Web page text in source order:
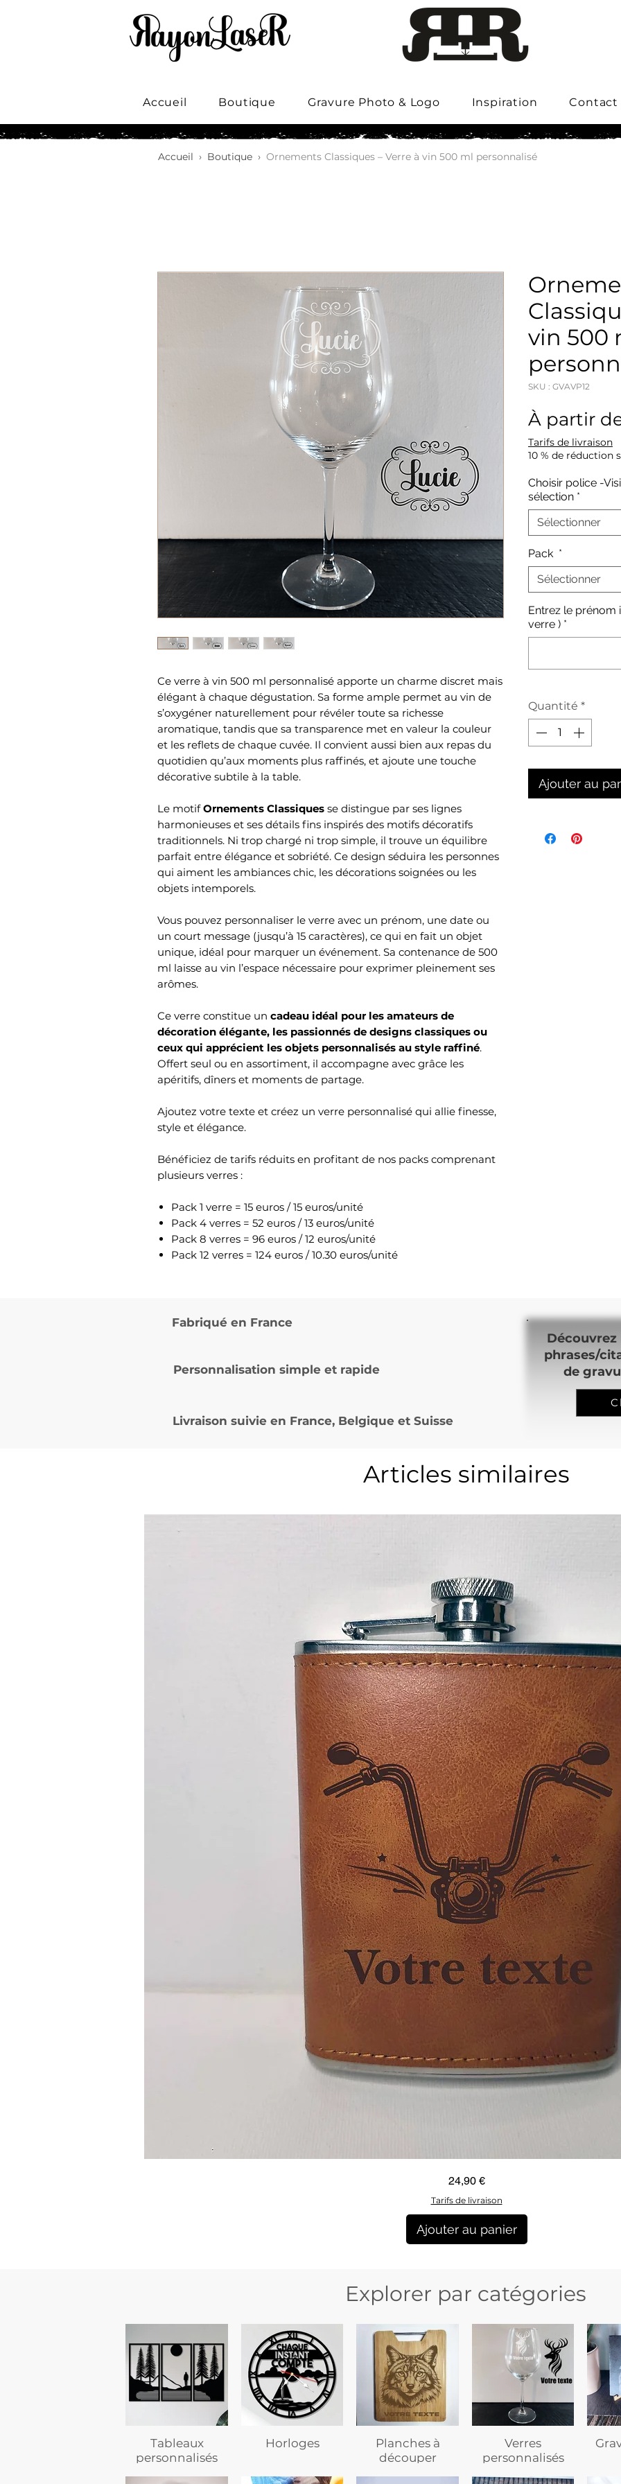
Accueil Boutique Gravure Photo & Logo Inspiration Contact
Accueil › Boutique › Ornements Classiques – Verre à vin 500 ml personnalisé
Ce verre à vin 500 ml personnalisé apporte un charme discret mais
élégant à chaque dégustation. Sa forme ample permet au vin de
s’oxygéner naturellement pour révéler toute sa richesse
aromatique, tandis que sa transparence met en valeur la couleur
et les reflets de chaque cuvée. Il convient aussi bien aux repas du
quotidien qu’aux moments plus raffinés, et ajoute une touche
décorative subtile à la table.
Le motifOrnements Classiques se distingue par ses lignes
harmonieuses et ses détails fins inspirés des motifs décoratifs
traditionnels. Ni trop chargé ni trop simple, il trouve un équilibre
parfait entre élégance et sobriété. Ce design séduira les personnes
qui aiment les ambiances chic, les décorations soignées ou les
objets intemporels.
Vous pouvez personnaliser le verre avec un prénom, une date ou
un court message (jusqu’à 15 caractères), ce qui en fait un objet
unique, idéal pour marquer un événement. Sa contenance de 500
ml laisse au vin l’espace nécessaire pour exprimer pleinement ses
arômes.
Ce verre constitue un cadeau idéal pour les amateurs de
décoration élégante, les passionnés de designs classiques ou
ceux qui apprécient les objets personnalisés au style raffiné.
Offert seul ou en assortiment, il accompagne avec grâce les
apéritifs, dîners et moments de partage.
Ajoutez votre texte et créez un verre personnalisé qui allie finesse,
style et élégance.
Bénéficiez de tarifs réduits en profitant de nos packs comprenant
plusieurs verres :
Pack 1 verre = 15 euros / 15 euros/unité
Pack 4 verres = 52 euros / 13 euros/unité
Pack 8 verres = 96 euros / 12 euros/unité
Pack 12 verres = 124 euros / 10.30 euros/unité
vin 500
SKU : GVAVP12
À partir
Tarifs de livraison
10 % de réduction
Choisir police -
sélection *
Sélectionner
Pack *
Sélectionner
Entrez le prénom
verre ) *
Quantité *
Ajouter au
Fabriqué en France
Personnalisation simple et rapide
Livraison suivie en France, Belgique et Suisse
phrases/
de
Articles similaires
Aperçu rapide
Prix
24,90 €
Tarifs de livraison
Ajouter au panier
Explorer par catégories
Tableaux
personnalisés
Horloges
Planches à
découper
Verres
personnalisés